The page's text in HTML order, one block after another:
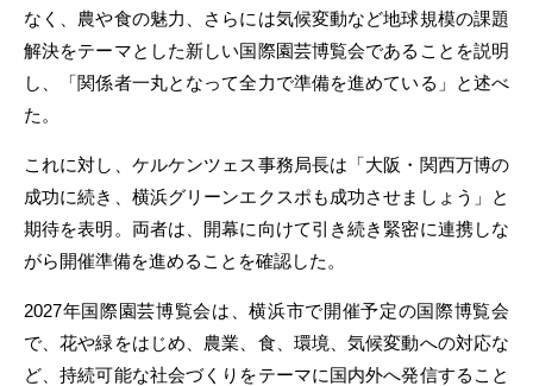
なく、農や食の魅力、さらには気候変動など地球規模の課題
解決をテーマとした新しい国際園芸博覧会であることを説明
し、「関係者一丸となって全力で準備を進めている」と述べ
た。
これに対し、ケルケンツェス事務局長は「大阪・関西万博の
成功に続き、横浜グリーンエクスポも成功させましょう」と
期待を表明。両者は、開幕に向けて引き続き緊密に連携しな
がら開催準備を進めることを確認した。
2027年国際園芸博覧会は、横浜市で開催予定の国際博覧会
で、花や緑をはじめ、農業、食、環境、気候変動への対応な
ど、持続可能な社会づくりをテーマに国内外へ発信すること